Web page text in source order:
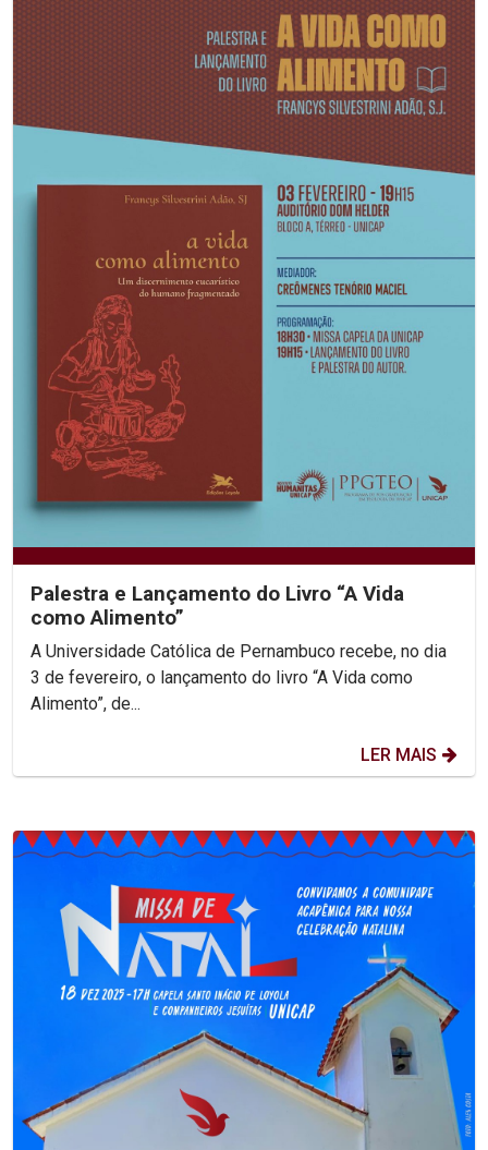
Palestra e Lançamento do Livro “A Vida
como Alimento”
A Universidade Católica de Pernambuco recebe, no dia
3 de fevereiro, o lançamento do livro “A Vida como
Alimento”, de...
LER MAIS